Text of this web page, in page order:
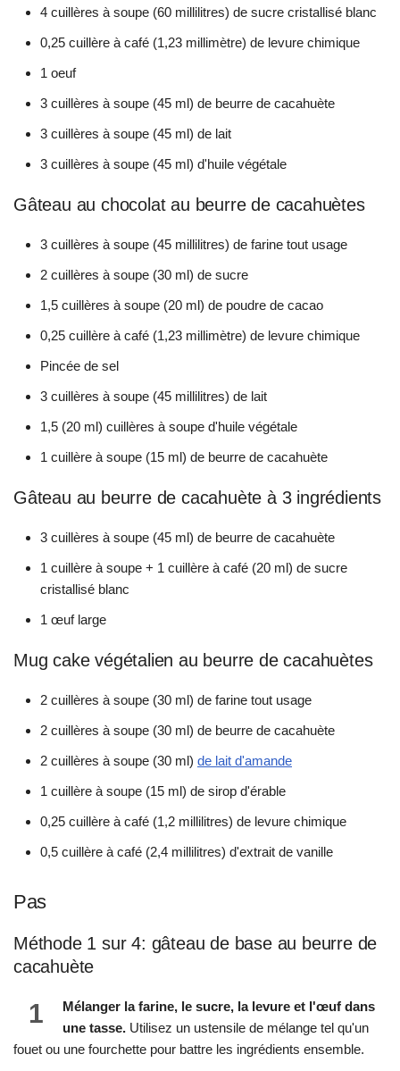
4 cuillères à soupe (60 millilitres) de sucre cristallisé blanc
0,25 cuillère à café (1,23 millimètre) de levure chimique
1 oeuf
3 cuillères à soupe (45 ml) de beurre de cacahuète
3 cuillères à soupe (45 ml) de lait
3 cuillères à soupe (45 ml) d'huile végétale
Gâteau au chocolat au beurre de cacahuètes
3 cuillères à soupe (45 millilitres) de farine tout usage
2 cuillères à soupe (30 ml) de sucre
1,5 cuillères à soupe (20 ml) de poudre de cacao
0,25 cuillère à café (1,23 millimètre) de levure chimique
Pincée de sel
3 cuillères à soupe (45 millilitres) de lait
1,5 (20 ml) cuillères à soupe d'huile végétale
1 cuillère à soupe (15 ml) de beurre de cacahuète
Gâteau au beurre de cacahuète à 3 ingrédients
3 cuillères à soupe (45 ml) de beurre de cacahuète
1 cuillère à soupe + 1 cuillère à café (20 ml) de sucre
cristallisé blanc
1 œuf large
Mug cake végétalien au beurre de cacahuètes
2 cuillères à soupe (30 ml) de farine tout usage
2 cuillères à soupe (30 ml) de beurre de cacahuète
2 cuillères à soupe (30 ml) de lait d'amande
1 cuillère à soupe (15 ml) de sirop d'érable
0,25 cuillère à café (1,2 millilitres) de levure chimique
0,5 cuillère à café (2,4 millilitres) d'extrait de vanille
Pas
Méthode 1 sur 4: gâteau de base au beurre de
cacahuète
1
Mélanger la farine, le sucre, la levure et l'œuf dans
une tasse. Utilisez un ustensile de mélange tel qu'un
fouet ou une fourchette pour battre les ingrédients ensemble.